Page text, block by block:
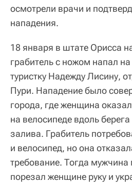
осмотрели врачи и
нападения.
18 января в штате Орисса
грабитель с ножом напал
туристку Надежду Лисину,
Пури. Нападение было
города, где женщина
на велосипеде вдоль
залива. Грабитель
и велосипед, но она
требование. Тогда мужчина
порезал женщине руку и